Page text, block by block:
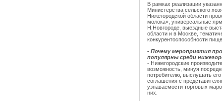
В рамках реализации
Министерства сельского
Нижегородской области
молока», универсальные
Н.Новгороде, выездные
области и в Москве,
конкурентоспособности
- Почему мероприятия
популярны среди
- Нижегородские
возможность, минуя
потребителю, выслушать
соглашения с
узнаваемости торговых
них.